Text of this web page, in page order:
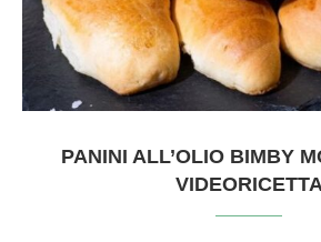
PANINI ALL’OLIO BIMBY
VIDEORICETTA